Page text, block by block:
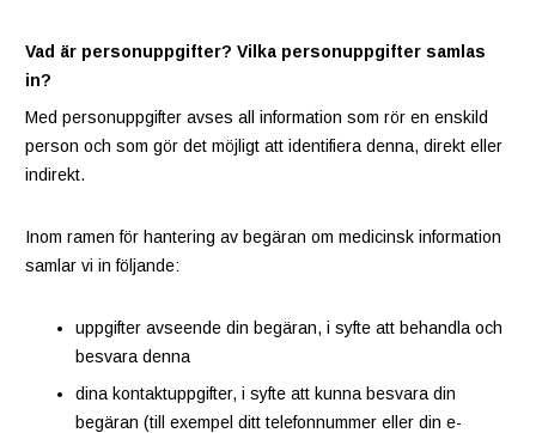
Vad är personuppgifter? Vilka personuppgifter samlas
in?
Med personuppgifter avses all information som rör en enskild
person och som gör det möjligt att identifiera denna, direkt eller
indirekt.
Inom ramen för hantering av begäran om medicinsk information
samlar vi in följande:
uppgifter avseende din begäran, i syfte att behandla och
besvara denna
dina kontaktuppgifter, i syfte att kunna besvara din
begäran (till exempel ditt telefonnummer eller din e-